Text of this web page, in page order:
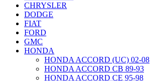
CHRYSLER
DODGE
FIAT
FORD
GMC
HONDA
HONDA ACCORD (UC) 02-08
HONDA ACCORD CB 89-93
HONDA ACCORD CE 95-98